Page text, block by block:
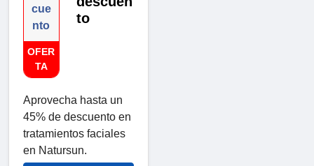
cue
nto
OFER
TA
to
Aprovecha hasta un
45% de descuento en
tratamientos faciales
en Natursun.